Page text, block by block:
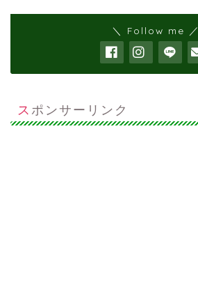
＼ Follow me ／
スポンサーリンク